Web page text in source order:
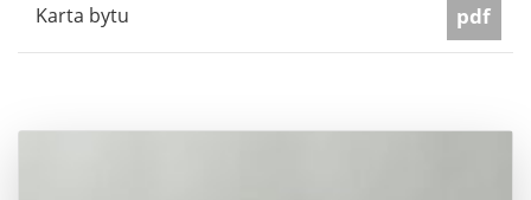
Karta bytu pdf